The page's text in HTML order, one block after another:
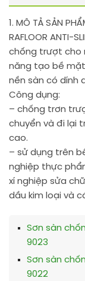
1. MÔ TẢ SẢN
RAFLOOR ANTI-
chống trượt cho
năng tạo bề mặt
nền sàn có dính
Công dụng:
– chống trơn
chuyển và đi lại
cao.
– sử dụng trên
nghiệp thực
xí nghiệp sửa
dầu kim loại và
Sơn sàn
9023
Sơn sàn
9022